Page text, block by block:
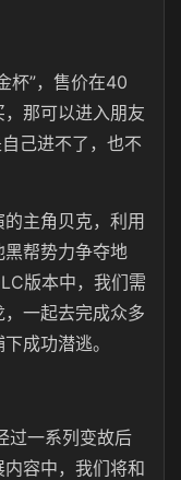
杯”，售价在40
那可以进入朋友
己进不了，也不
主角贝克，利用
帮势力争夺地
版本中，我们需
一起去完成众多
成功潜逃。
过一系列变故后
容中，我们将和